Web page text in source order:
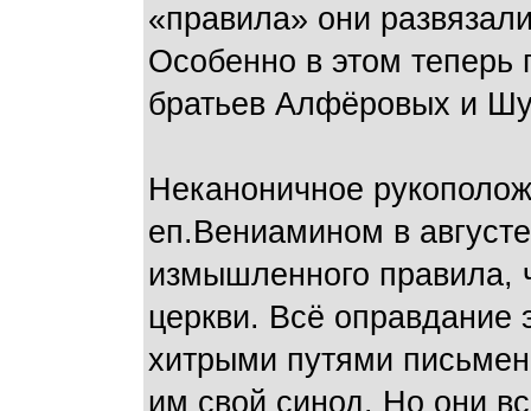
«правила» они
Особенно в этом теперь
братьев Алфёровых и
Неканоничное
еп.Вениамином в
измышленного правила,
церкви. Всё оправдание
хитрыми путями
им свой синод. Но они